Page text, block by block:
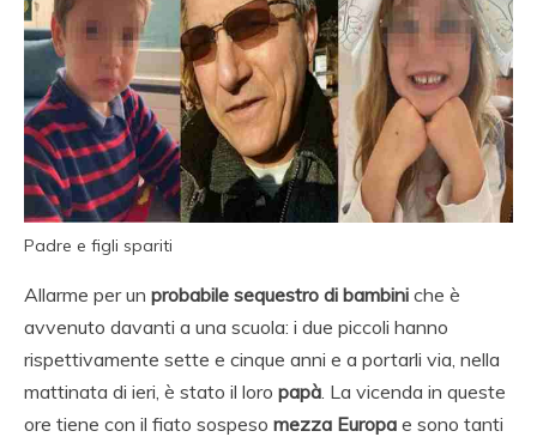
Padre e figli spariti
Allarme per un probabile sequestro di bambini che è
avvenuto davanti a una scuola: i due piccoli hanno
rispettivamente sette e cinque anni e a portarli via, nella
mattinata di ieri, è stato il loro papà . La vicenda in queste
ore tiene con il fiato sospeso mezza Europa e sono tanti